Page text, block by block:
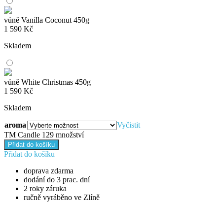
vůně Vanilla Coconut 450g
1 590 Kč
Skladem
vůně White Christmas 450g
1 590 Kč
Skladem
aroma
Vyčistit
TM Candle 129 množství
Přidat do košíku
Přidat do košíku
doprava zdarma
dodání do 3 prac. dní
2 roky záruka
ručně vyráběno ve Zlíně